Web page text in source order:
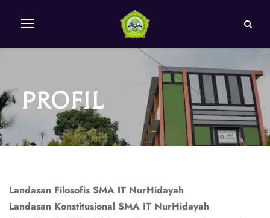
Profil
Landasan Filosofis SMA IT NurHidayah
Landasan Konstitusional SMA IT NurHidayah